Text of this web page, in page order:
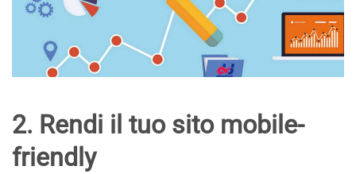
2. Rendi il tuo sito mobile-
friendly